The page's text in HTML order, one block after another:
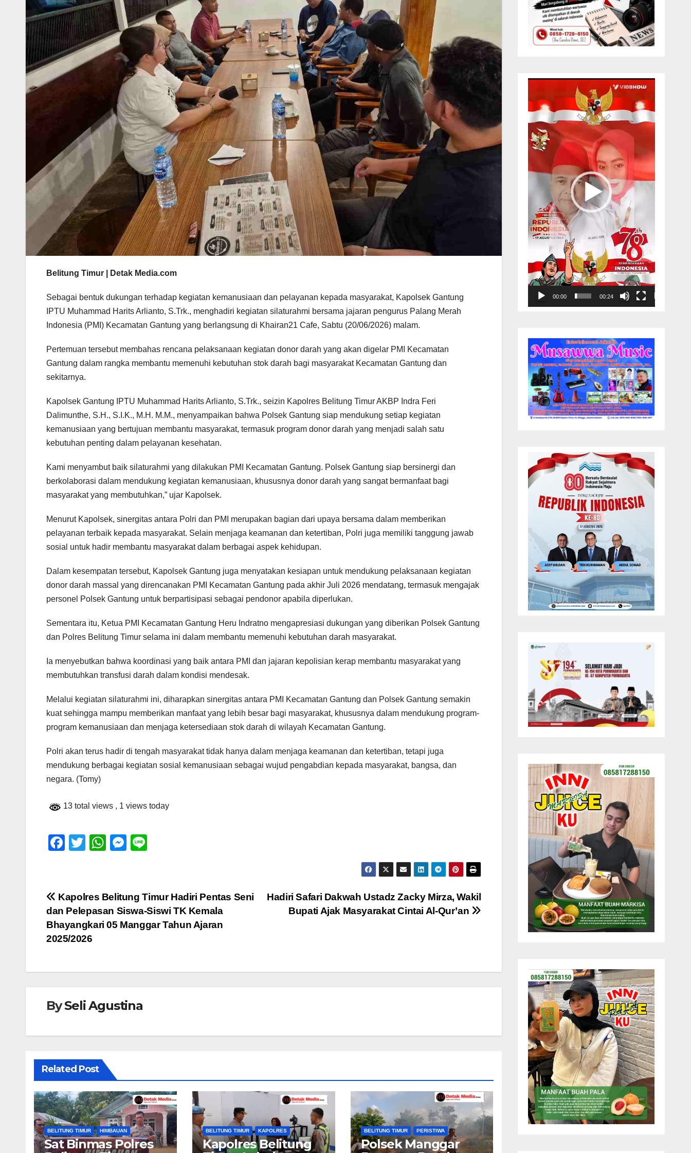
Belitung Timur | Detak Media.com
Sebagai bentuk dukungan terhadap kegiatan kemanusiaan dan pelayanan kepada masyarakat, Kapolsek Gantung
IPTU Muhammad Harits Arlianto, S.Trk., menghadiri kegiatan silaturahmi bersama jajaran pengurus Palang Merah
Indonesia (PMI) Kecamatan Gantung yang berlangsung di Khairan21 Cafe, Sabtu (20/06/2026) malam.
Pertemuan tersebut membahas rencana pelaksanaan kegiatan donor darah yang akan digelar PMI Kecamatan
Gantung dalam rangka membantu memenuhi kebutuhan stok darah bagi masyarakat Kecamatan Gantung dan
sekitarnya.
Kapolsek Gantung IPTU Muhammad Harits Arlianto, S.Trk., seizin Kapolres Belitung Timur AKBP Indra Feri
Dalimunthe, S.H., S.I.K., M.H. M.M., menyampaikan bahwa Polsek Gantung siap mendukung setiap kegiatan
kemanusiaan yang bertujuan membantu masyarakat, termasuk program donor darah yang menjadi salah satu
kebutuhan penting dalam pelayanan kesehatan.
Kami menyambut baik silaturahmi yang dilakukan PMI Kecamatan Gantung. Polsek Gantung siap bersinergi dan
berkolaborasi dalam mendukung kegiatan kemanusiaan, khususnya donor darah yang sangat bermanfaat bagi
masyarakat yang membutuhkan,” ujar Kapolsek.
Menurut Kapolsek, sinergitas antara Polri dan PMI merupakan bagian dari upaya bersama dalam memberikan
pelayanan terbaik kepada masyarakat. Selain menjaga keamanan dan ketertiban, Polri juga memiliki tanggung jawab
sosial untuk hadir membantu masyarakat dalam berbagai aspek kehidupan.
Dalam kesempatan tersebut, Kapolsek Gantung juga menyatakan kesiapan untuk mendukung pelaksanaan kegiatan
donor darah massal yang direncanakan PMI Kecamatan Gantung pada akhir Juli 2026 mendatang, termasuk mengajak
personel Polsek Gantung untuk berpartisipasi sebagai pendonor apabila diperlukan.
Sementara itu, Ketua PMI Kecamatan Gantung Heru Indratno mengapresiasi dukungan yang diberikan Polsek Gantung
dan Polres Belitung Timur selama ini dalam membantu memenuhi kebutuhan darah masyarakat.
Ia menyebutkan bahwa koordinasi yang baik antara PMI dan jajaran kepolisian kerap membantu masyarakat yang
membutuhkan transfusi darah dalam kondisi mendesak.
Melalui kegiatan silaturahmi ini, diharapkan sinergitas antara PMI Kecamatan Gantung dan Polsek Gantung semakin
kuat sehingga mampu memberikan manfaat yang lebih besar bagi masyarakat, khususnya dalam mendukung program-
program kemanusiaan dan menjaga ketersediaan stok darah di wilayah Kecamatan Gantung.
Polri akan terus hadir di tengah masyarakat tidak hanya dalam menjaga keamanan dan ketertiban, tetapi juga
mendukung berbagai kegiatan sosial kemanusiaan sebagai wujud pengabdian kepada masyarakat, bangsa, dan
negara. (Tomy)
13 total views , 1 views today
F
e
b
o
o
T
er
W
s
A
p
M
e
n
g
Navigasi
pos
Hadiri Safari Dakwah Ustadz Zacky Mirza, Wakil
Bupati Ajak Masyarakat Cintai Al-Qur’an
Kapolres Belitung Timur Hadiri Pentas Seni
dan Pelepasan Siswa-Siswi TK Kemala
Bhayangkari 05 Manggar Tahun Ajaran
2025/2026
BySeli Agustina
Related Post
BELITUNG TIMUR HIMBAUAN
Sat Binmas Polres
BELITUNG TIMUR KAPOLRES
Kapolres Belitung
BELITUNG TIMUR PERISTIWA
Polsek Manggar
Video
00:00 00:24